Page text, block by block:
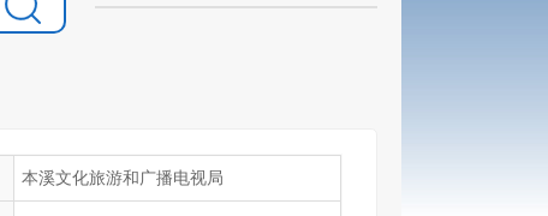
本溪文化旅游和广播电视局